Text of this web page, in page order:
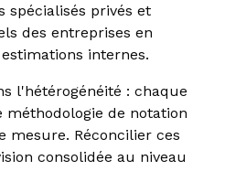
spécialisés privés et
des entreprises en
internes.
l'hétérogénéité : chaque
de notation
mesure. Réconcilier ces
consolidée au niveau